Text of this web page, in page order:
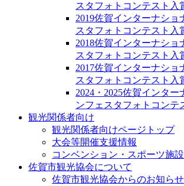
スタフォトコンテスト入
2019佐賀インターナショ
スタフォトコンテスト入
2018佐賀インターナショ
スタフォトコンテスト入
2017佐賀インターナショ
スタフォトコンテスト入
2024・2025佐賀インタ
ンフェスタフォトコンテ
観光関係者向け
観光関係者向けページトップ
大会等開催支援情報
コンベンション・スポーツ施
佐賀市観光協会について
佐賀市観光協会からのお知らせ